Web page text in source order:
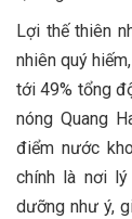
Lợi thế thiên
nhiên quý
tới 49% tổng
nóng Quang
điểm nước
chính là nơi
dưỡng như ý,